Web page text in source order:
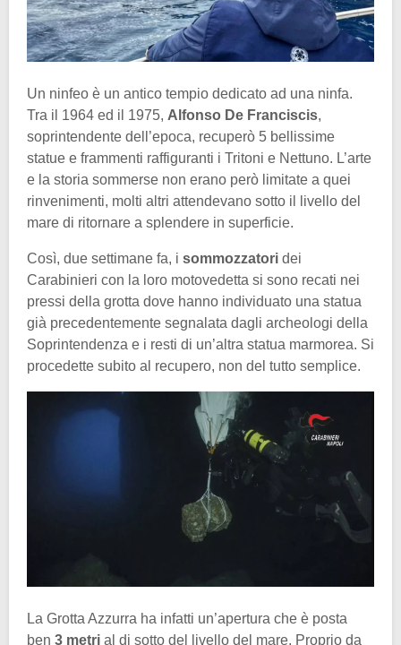
Un ninfeo è un antico tempio dedicato ad una ninfa.
Tra il 1964 ed il 1975, Alfonso De Franciscis,
soprintendente dell’epoca, recuperò 5 bellissime
statue e frammenti raffiguranti i Tritoni e Nettuno. L’arte
e la storia sommerse non erano però limitate a quei
rinvenimenti, molti altri attendevano sotto il livello del
mare di ritornare a splendere in superficie.
Così, due settimane fa, i sommozzatori dei
Carabinieri con la loro motovedetta si sono recati nei
pressi della grotta dove hanno individuato una statua
già precedentemente segnalata dagli archeologi della
Soprintendenza e i resti di un’altra statua marmorea. Si
procedette subito al recupero, non del tutto semplice.
La Grotta Azzurra ha infatti un’apertura che è posta
ben 3 metri al di sotto del livello del mare. Proprio da